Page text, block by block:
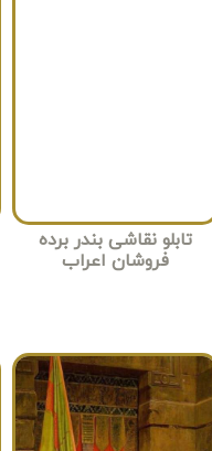
تابلو نقاشی بندر برده
فروشان اعراب